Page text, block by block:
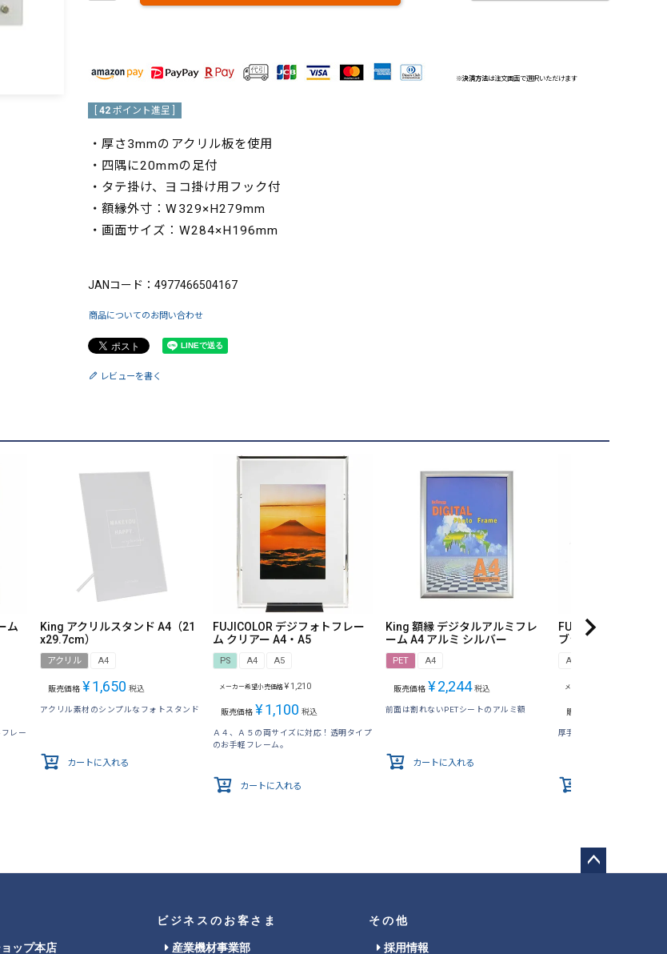
※決済方法は注文画面で選択いただけます
42 ポイント進呈 ]
・厚さ3mmのアクリル板を使用
・四隅に20mmの足付
・タテ掛け、ヨコ掛け用フック付
・額縁外寸：W329×H279mm
・画面サイズ：W284×H196mm
JANコード：4977466504167
商品についてのお問い合わせ
レビューを書く
ム
レー
King アクリルスタンド A4（21
x29.7cm）
アクリル A4
販売価格 ¥1,650 税込
アクリル素材のシンプルなフォトスタンド
カートに入れる
FUJICOLOR デジフォトフレー
ム クリアー A4・A5
PS A4 A5
メーカー希望小売価格 ¥ 1,210
販売価格 ¥1,100 税込
Ａ４、Ａ５の両サイズに対応！透明タイプ
のお手軽フレーム。
カートに入れる
King 額縁 デジタルアルミフレ
ーム A4 アルミ シルバー
PET A4
販売価格 ¥2,244 税込
前面は割れないPETシートのアルミ額
カートに入れる
FUJICOLOR マット
ブラック
A4
メーカー希望小売価格
販売価格
厚手Vカット台紙でさらにス
ップ本店
ビジネスのお客さま
産業機材事業部
その他
採用情報